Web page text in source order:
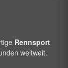
Rennsport
weltweit.